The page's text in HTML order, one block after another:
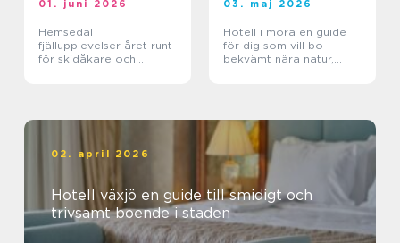
01. juni 2026
Hemsedal
fjällupplevelser året runt
för skidåkare och
03. maj 2026
Hotell i mora en guide
för dig som vill bo
bekvämt nära natur,
02. april 2026
Hotell växjö en guide till smidigt och
trivsamt boende i staden